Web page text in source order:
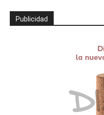
Publicidad